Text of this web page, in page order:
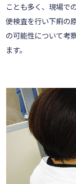
ことも多く、現場で
便検査を行い下痢の
の可能性について考
ます。